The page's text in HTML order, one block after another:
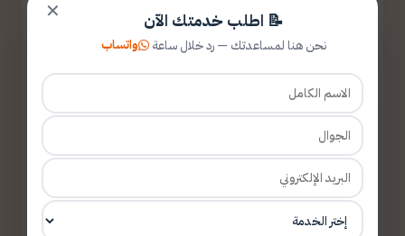
✕ 📝 اطلب خدمتك الآن
نحن هنا لمساعدتك — رد خلال ساعة واتساب